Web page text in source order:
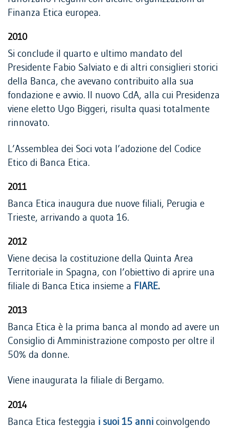
Finanza Etica europea.
2010
Si conclude il quarto e ultimo mandato del
Presidente Fabio Salviato e di altri consiglieri storici
della Banca, che avevano contribuito alla sua
fondazione e avvio. Il nuovo CdA, alla cui Presidenza
viene eletto Ugo Biggeri, risulta quasi totalmente
rinnovato.
L’Assemblea dei Soci vota l’adozione del Codice
Etico di Banca Etica.
2011
Banca Etica inaugura due nuove filiali, Perugia e
Trieste, arrivando a quota 16.
2012
Viene decisa la costituzione della Quinta Area
Territoriale in Spagna, con l’obiettivo di aprire una
filiale di Banca Etica insieme a FIARE.
2013
Banca Etica è la prima banca al mondo ad avere un
Consiglio di Amministrazione composto per oltre il
50% da donne.
Viene inaugurata la filiale di Bergamo.
2014
Banca Etica festeggia i suoi 15 anni coinvolgendo